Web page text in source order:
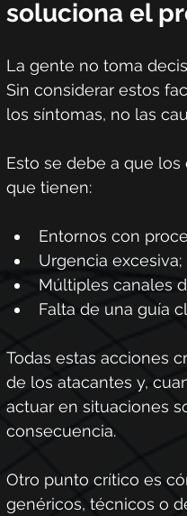
soluciona el
La gente no toma
Sin considerar estos
los síntomas, no las
Esto se debe a que
que tienen:
Entornos con
Urgencia excesiva;
Múltiples canales
Falta de una guía
Todas estas acciones
de los atacantes y,
actuar en situaciones
consecuencia.
Otro punto crítico es
genéricos, técnicos o